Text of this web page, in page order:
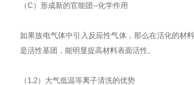
（C）形成新的官能团--化学作用
如果放电气体中引入反应性气体，那么在活化的材
是活性基团，能明显提高材料表面活性。
（1.2）大气低温等离子清洗的优势